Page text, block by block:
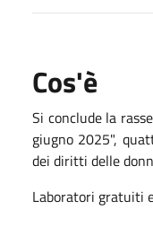
Cos'è
Si conclude la
giugno 2025",
dei diritti delle
Laboratori gratuiti